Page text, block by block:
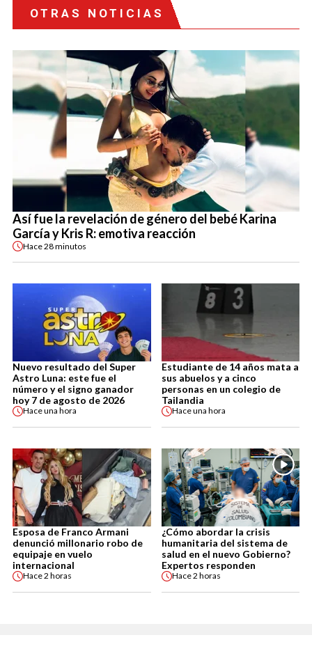
OTRAS NOTICIAS
Así fue la revelación de género del bebé Karina
García y Kris R: emotiva reacción
Hace28 minutos
Nuevo resultado del Super
Astro Luna: este fue el
número y el signo ganador
hoy 7 de agosto de 2026
Haceuna hora
Estudiante de 14 años mata a
sus abuelos y a cinco
personas en un colegio de
Tailandia
Haceuna hora
Esposa de Franco Armani
denunció millonario robo de
equipaje en vuelo
internacional
Hace2 horas
¿Cómo abordar la crisis
humanitaria del sistema de
salud en el nuevo Gobierno?
Expertos responden
Hace2 horas